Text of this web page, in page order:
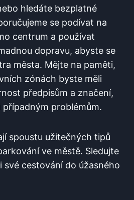
hledáte bezplatné
se podívat na
centrum a používat
dopravu, abyste se
města. Mějte na paměti,
zónách byste měli
předpisům a značení,
případným problémům.
spoustu užitečných tipů
ve městě. Sledujte
cestování do úžasného